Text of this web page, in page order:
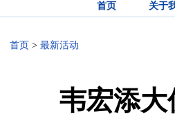
首页 关于
首页 > 最新活动
韦宏添